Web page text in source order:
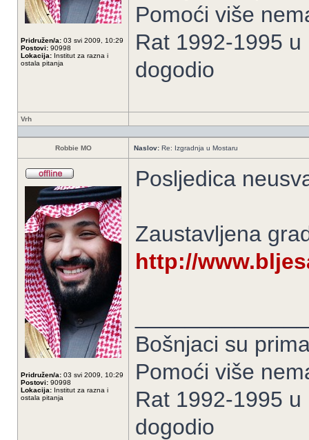
Pridružen/a: 03 svi 2009, 10:29
Postovi: 90998
Lokacija: Institut za razna i
ostala pitanja
Pomoći više
Rat 1992-1995
dogodio
Vrh
Robbie MO Naslov: Re: Izgradnja u Mostaru
Pridružen/a: 03 svi 2009, 10:29
Postovi: 90998
Lokacija: Institut za razna i
ostala pitanja
Posljedica
Zaustavljena
http://
Bošnjaci su
Pomoći više
Rat 1992-1995
dogodio